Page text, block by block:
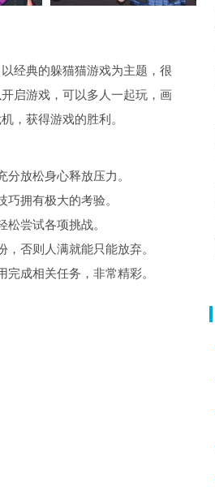
经典的躲猫猫游戏为主题，很
启游戏，可以多人一起玩，画
，获得游戏的胜利。
放松身心释放压力。
拥有极大的考验。
尝试各项挑战。
否则人满就能只能放弃。
成相关任务，非常精彩。